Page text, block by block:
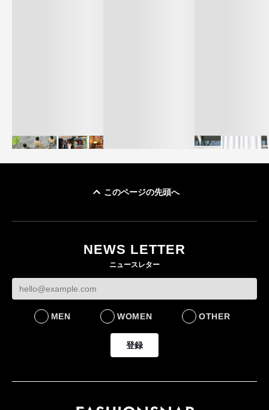
社長 「のんびりした
ら先はない」“前進”す
BUSINESS
このページの先頭へ
NEWS LETTER
ニュースレター
MEN WOMEN OTHER
登録